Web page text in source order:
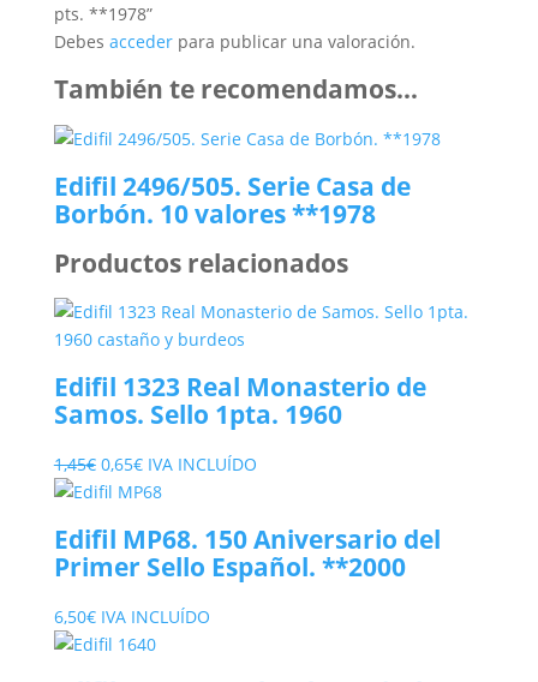
pts. **1978”
Debes accederpara publicar una valoración.
También te recomendamos…
Edifil 2496/505. Serie Casa de
Borbón. 10 valores **1978
Productos relacionados
Edifil 1323 Real Monasterio de
Samos. Sello 1pta. 1960
1,45€ El
precio
era:
1,45€.
0,65€El
precio
es:
0,65€.
IVA INCLUÍDO
Edifil MP68. 150 Aniversario del
Primer Sello Español. **2000
6,50€ IVA INCLUÍDO